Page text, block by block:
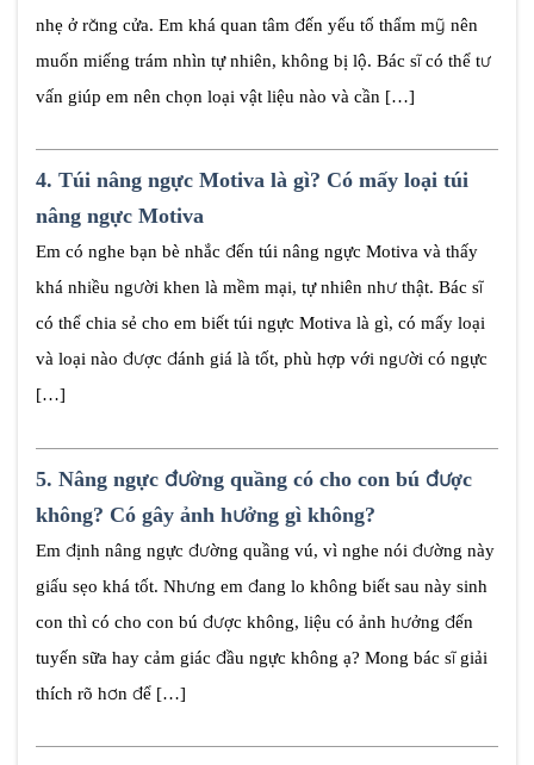
nhẹ ở răng cửa. Em khá quan tâm đến yếu tố thẩm mỹ nên
muốn miếng trám nhìn tự nhiên, không bị lộ. Bác sĩ có thể tư
vấn giúp em nên chọn loại vật liệu nào và cần […]
4. Túi nâng ngực Motiva là gì? Có mấy loại túi
nâng ngực Motiva
Em có nghe bạn bè nhắc đến túi nâng ngực Motiva và thấy
khá nhiều người khen là mềm mại, tự nhiên như thật. Bác sĩ
có thể chia sẻ cho em biết túi ngực Motiva là gì, có mấy loại
và loại nào được đánh giá là tốt, phù hợp với người có ngực
[…]
5. Nâng ngực đường quầng có cho con bú được
không? Có gây ảnh hưởng gì không?
Em định nâng ngực đường quầng vú, vì nghe nói đường này
giấu sẹo khá tốt. Nhưng em đang lo không biết sau này sinh
con thì có cho con bú được không, liệu có ảnh hưởng đến
tuyến sữa hay cảm giác đầu ngực không ạ? Mong bác sĩ giải
thích rõ hơn để […]